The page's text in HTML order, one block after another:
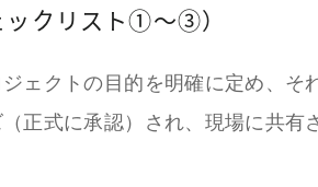
ックリスト①～③）
ェクトの目的を明確に定め、そ
正式に承認）され、現場に共有